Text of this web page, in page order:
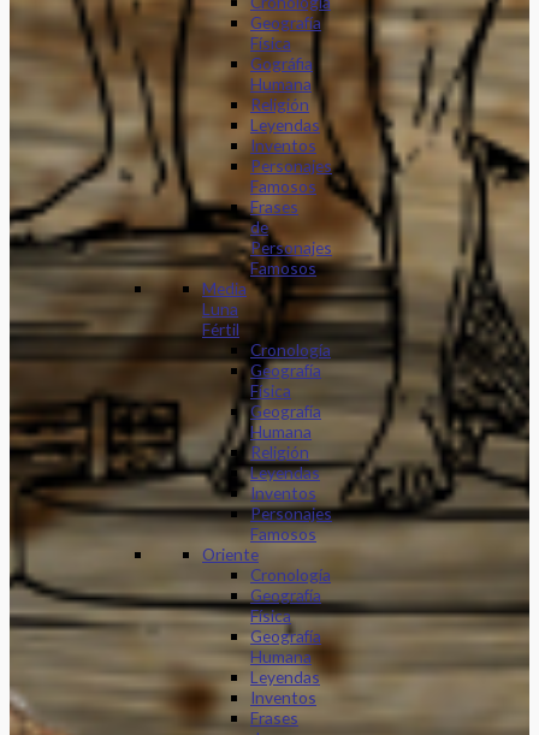
Geografía
Física
Gográfia
Humana
Religión
Leyendas
Inventos
Personajes
Famosos
Frases
de
Personajes
Famosos
Media
Luna
Fértil
Cronología
Geografía
Física
Geografía
Humana
Religión
Leyendas
Inventos
Personajes
Famosos
Oriente
Cronología
Geografía
Física
Geografía
Humana
Leyendas
Inventos
Frases